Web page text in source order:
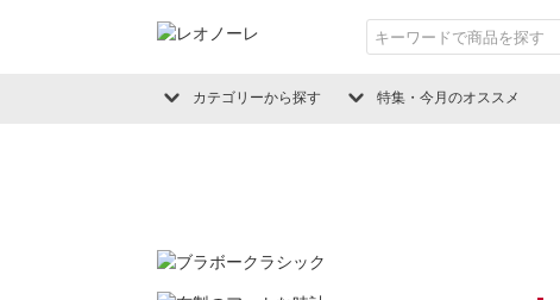
カテゴリーから探す 特集・今月のオススメ